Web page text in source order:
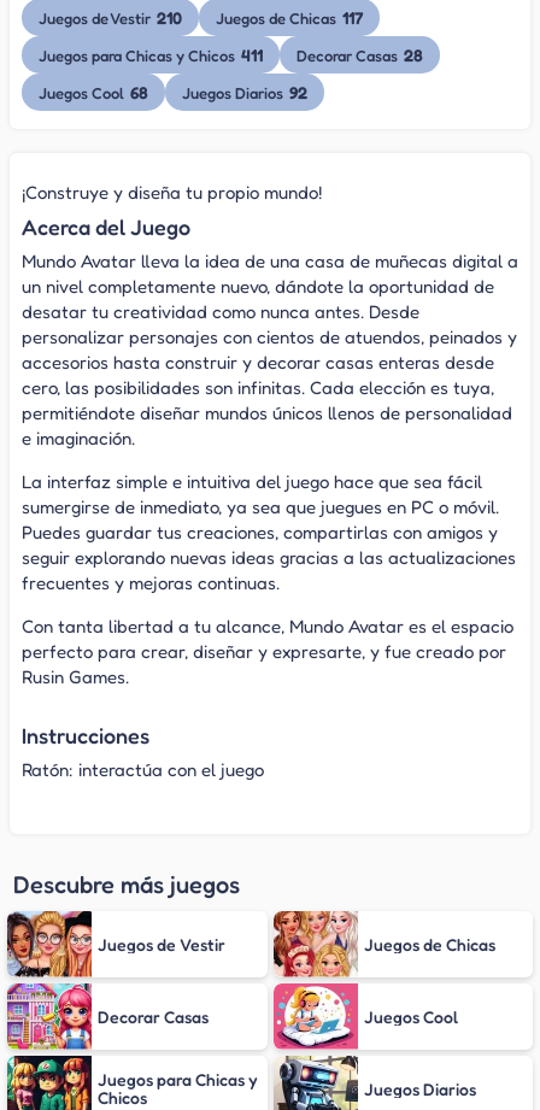
Juegos de Vestir 210 Juegos de Chicas 117
Juegos para Chicas y Chicos 411 Decorar Casas 28
Juegos Cool 68 Juegos Diarios 92
¡Construye y diseña tu propio mundo!
Acerca del Juego
Mundo Avatar lleva la idea de una casa de muñecas digital a
un nivel completamente nuevo, dándote la oportunidad de
desatar tu creatividad como nunca antes. Desde
personalizar personajes con cientos de atuendos, peinados y
accesorios hasta construir y decorar casas enteras desde
cero, las posibilidades son infinitas. Cada elección es tuya,
permitiéndote diseñar mundos únicos llenos de personalidad
e imaginación.
La interfaz simple e intuitiva del juego hace que sea fácil
sumergirse de inmediato, ya sea que juegues en PC o móvil.
Puedes guardar tus creaciones, compartirlas con amigos y
seguir explorando nuevas ideas gracias a las actualizaciones
frecuentes y mejoras continuas.
Con tanta libertad a tu alcance, Mundo Avatar es el espacio
perfecto para crear, diseñar y expresarte, y fue creado por
Rusin Games.
Instrucciones
Ratón: interactúa con el juego
Descubre más juegos
Juegos de Vestir Juegos de Chicas
Decorar Casas Juegos Cool
Juegos para Chicas y
Chicos
Juegos Diarios